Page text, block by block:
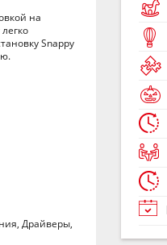
на
Snappy
Драйверы,